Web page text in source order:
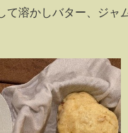
て溶かしバター、ジャ